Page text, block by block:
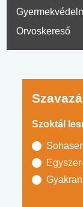
Orvoskereső
Szoktál